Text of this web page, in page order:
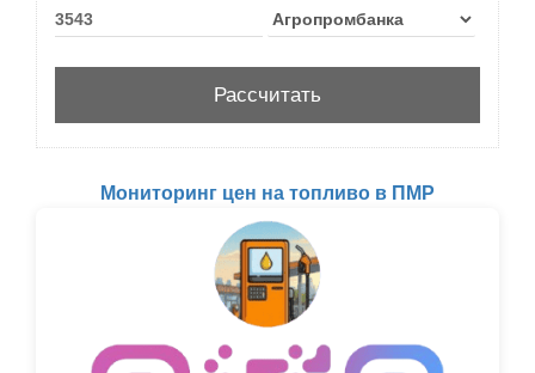
Мониторинг цен на топливо в ПМР